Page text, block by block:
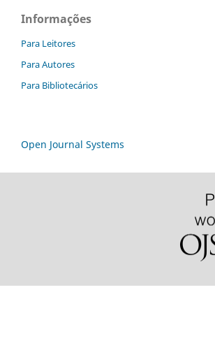
Informações
Para Leitores
Para Autores
Para Bibliotecários
Open Journal Systems